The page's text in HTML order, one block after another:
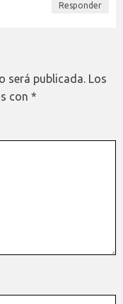
Responder
será publicada. Los
con *